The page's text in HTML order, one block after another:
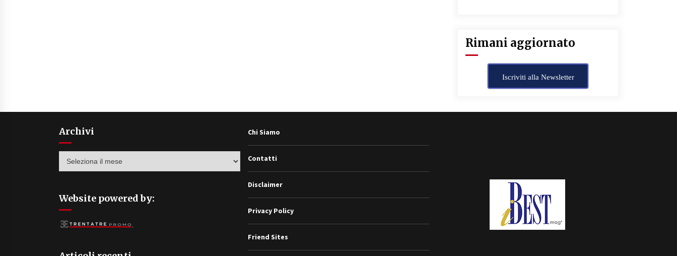
Rimani aggiornato
Iscriviti alla Newsletter
Archivi
Website powered by:
Chi Siamo
Contatti
Disclaimer
Privacy Policy
Friend Sites